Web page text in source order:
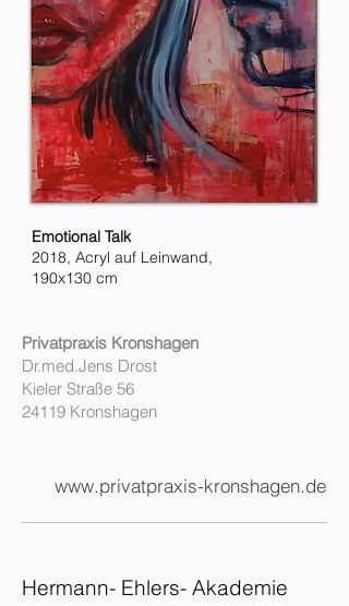
Emotional Talk
2018, Acryl auf Leinwand,
190x130 cm
Privatpraxis Kronshagen
Dr.med.Jens Drost
Kieler Straße 56
24119 Kronshagen
www.privatpraxis-kronshagen.de
Hermann- Ehlers- Akademie